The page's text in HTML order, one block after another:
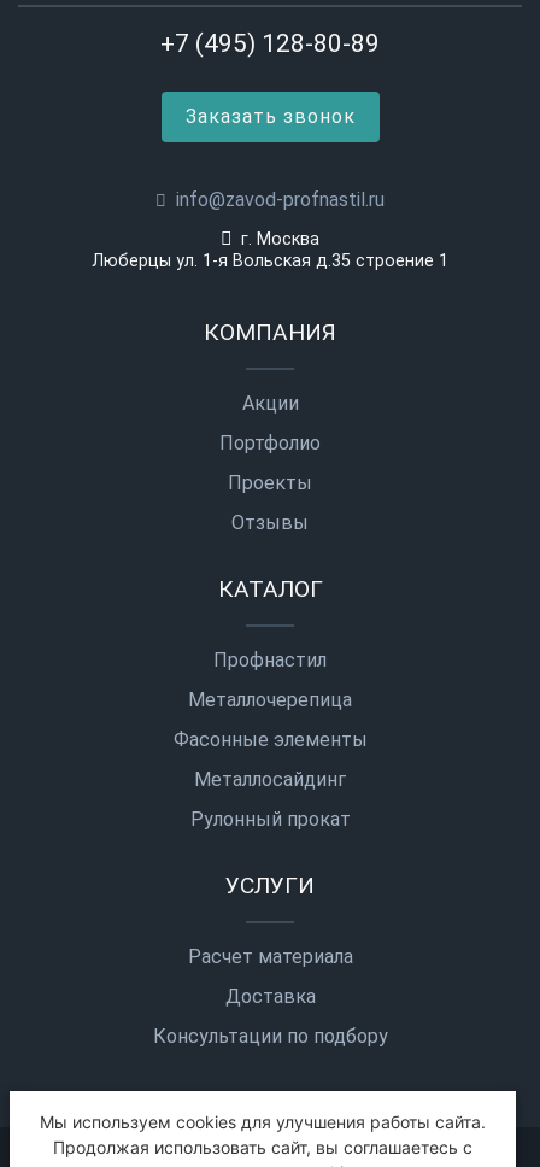
+7 (495) 128-80-89
Заказать звонок
info@zavod-profnastil.ru
г. Москва
Люберцы ул. 1-я Вольская д.35 строение 1
КОМПАНИЯ
Акции
Портфолио
Проекты
Отзывы
КАТАЛОГ
Профнастил
Металлочерепица
Фасонные элементы
Металлосайдинг
Рулонный прокат
УСЛУГИ
Расчет материала
Доставка
Консультации по подбору
Мы используем cookies для улучшения работы сайта.
Продолжая использовать сайт, вы соглашаетесь с